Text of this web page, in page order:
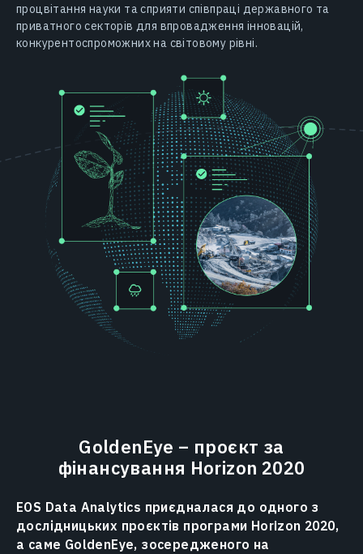
процвітання науки та сприяти співпраці державного та
приватного секторів для впровадження інновацій,
конкурентоспроможних на світовому рівні.
GoldenEye – проєкт за
фінансування Horizon 2020
EOS Data Analytics приєдналася до одного з
дослідницьких проєктів програми Horizon 2020,
а саме GoldenEye, зосередженого на